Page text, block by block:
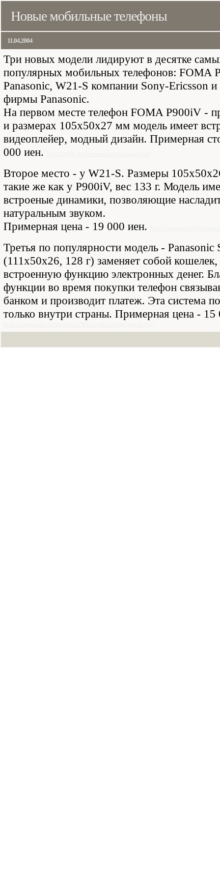
Новые мобильные телефоны
11.04.2004
Три новых модели лидируют в десятке
популярных мобильных телефонов: FOMA
Panasonic, W21-S компании Sony-Ericsson
фирмы Panasonic.
На первом месте телефон FOMA P900iV -
и размерах 105х50х27 мм модель имеет
видеоплейер, модный дизайн. Примерная
000 иен.
Второе место - у W21-S. Размеры
такие же как у P900iV, вес 133 г. Модель
встроеные динамики, позволяющие
натуральным звуком.
Примерная цена - 19 000 иен.
Третья по популярности модель - Panasonic
(111х50х26, 128 г) заменяет собой
встроенную функцию электронных денег.
функции во время покупки телефон
банком и производит платеж. Эта система
только внутри страны. Примерная цена - 15